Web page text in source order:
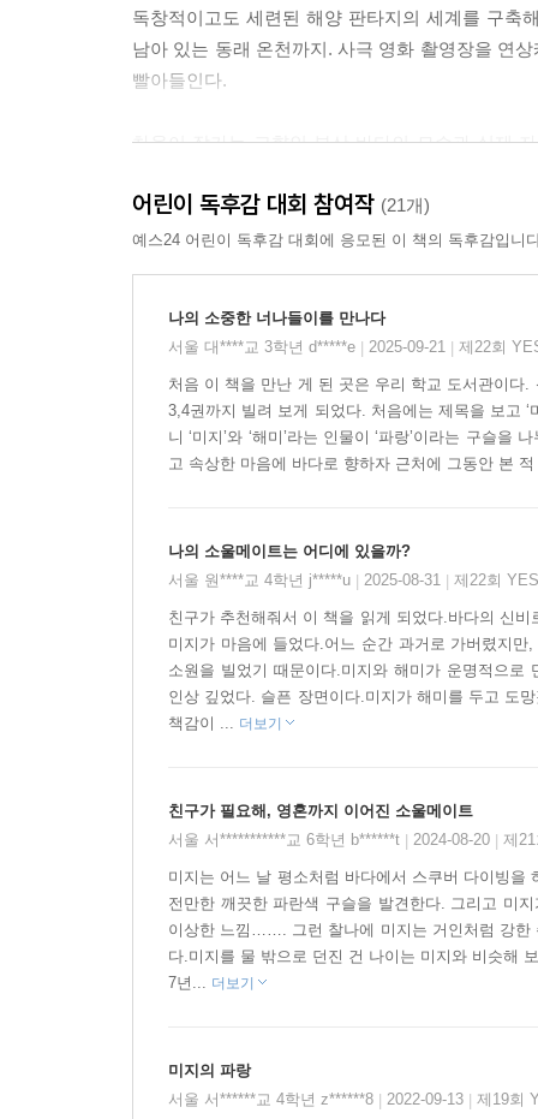
독창적이고도 세련된 해양 판타지의 세계를 구축
남아 있는 동래 온천까지. 사극 영화 촬영장을 연
빨아들인다.
차율이 작가는 고향인 부산 바다의 모습과 실제
인종을 초월한 인어와 인간의 신비로운 우정
미지는 소울메이트를 어느 때보다도 간절히
재혼하게 되면서 미지의 외로움이 더욱 깊어졌
‘해미’!
해미는 미지와 같은 또래임에도 불구하고 뛰어
조선 시대와 인어라는 낯선 배경과 소재에도
다르지 않기 때문이다. 서로 인종도, 외모도, 성격
마음, 상처를 보듬어 줄 줄 아는 따스함이 이 둘을
이야기의 절정에 다다르자 이 둘의 우정은 마침
과연 그 결정은 무엇일까? 그리고 마침내 이야기
‘미지와 해미의 우정이 푸르게 빛나 보인다.’(김
털어놓는 모습에 부러움도 느꼈다. 나도 그런 친
· 전문가 심사위원단 심사평 중에서
뛰어난 상상력으로 창조한 여러 캐릭터와 종횡
· 걸스 심사위원단 심사평 중에서
어린이 독후감 대회 참여작 (21개)
예스24 어린이 독후감 대회에 응모된 이 책의 독후감입니
나의 소중한 너나들이를 만나다
서울 대****교 3학년 d*****e
2025-09-21 제22회
처음 이 책을 만난 게 된 곳은 우리 학교 도서관이다
3,4권까지 빌려 보게 되었다. 처음에는 제목을 보고
니 ‘미지’와 ‘해미’라는 인물이 ‘파랑’이라는 구슬
고 속상한 마음에 바다로 향하자 근처에 그동안 본
나의 소울메이트는 어디에 있을까?
서울 원****교 4학년 j*****u
2025-08-31 제22회
친구가 추천해줘서 이 책을 읽게 되었다.바다의 신
미지가 마음에 들었다.어느 순간 과거로 가버렸지
소원을 빌었기 때문이다.미지와 해미가 운명적으
인상 깊었다. 슬픈 장면이다.미지가 해미를 두고 도
책감이 ... 더보기
친구가 필요해, 영혼까지 이어진 소울메이트
서울 서***********교 6학년 b******t
2024-08-20 제
미지는 어느 날 평소처럼 바다에서 스쿠버 다이빙
전만한 깨끗한 파란색 구슬을 발견한다. 그리고 미
이상한 느낌……. 그런 찰나에 미지는 거인처럼 강한
다.미지를 물 밖으로 던진 건 나이는 미지와 비슷해
7년... 더보기
미지의 파랑
서울 서******교 4학년 z******8
2022-09-13 제19회